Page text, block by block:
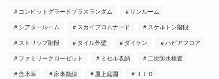
＃コンビットグラードプラスランダム ＃サンルーム
＃シアタールーム ＃スカイプロムナード ＃スケルトン階段
＃ストリップ階段 ＃タイル外壁 ＃ダイケン ＃ハピアフロア
＃ファミリークローゼット ＃ミセル収納 ＃二次防水検査
＃含水率 ＃家事動線 ＃屋上庭園 ＃ＪＩＯ